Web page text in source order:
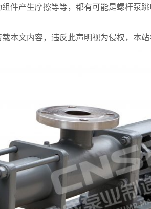
件产生摩擦等等，都有可能是螺杆泵
本文内容，违反此声明视为侵权，本站